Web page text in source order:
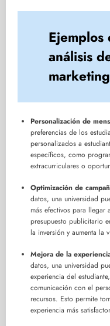
análisis
Personalización de
preferencias de los
personalizados a
específicos, como
extracurriculares o
Optimización de
datos, una universidad
más efectivos para
presupuesto publicitario
la inversión y aumenta la
Mejora de la
datos, una universidad
experiencia del
comunicación con el
recursos. Esto permite
experiencia más